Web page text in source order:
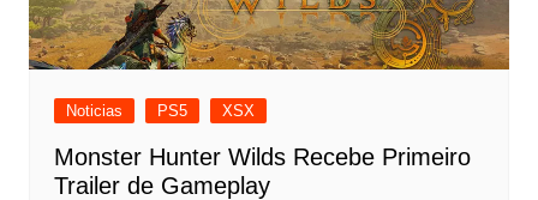
Noticias PS5 XSX
Monster Hunter Wilds Recebe Primeiro
Trailer de Gameplay